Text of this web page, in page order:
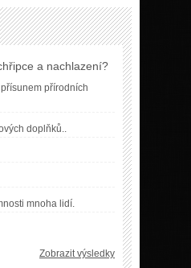
a nachlazení?
přírodních
doplňků..
mnoha lidí.
Zobrazit výsledky